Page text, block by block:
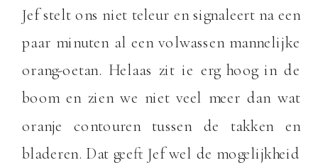
Jef stelt ons niet teleur en signaleert na een
paar minuten al een volwassen mannelijke
orang-oetan. Helaas zit ie erg hoog in de
boom en zien we niet veel meer dan wat
oranje contouren tussen de takken en
bladeren. Dat geeft Jef wel de mogelijkheid